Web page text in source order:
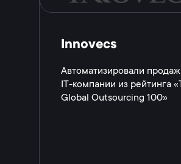
Innovecs
Автоматизировали
IT-компании из рейтинга
Global Outsourcing 100»